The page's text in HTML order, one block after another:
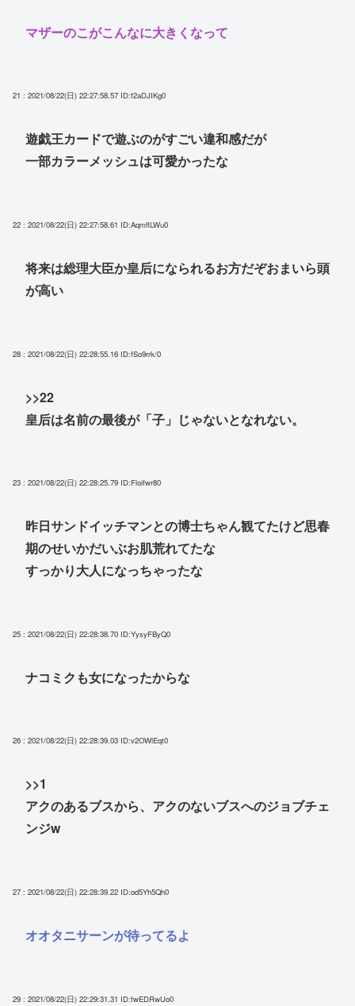
マザーのこがこんなに大きくなって
21 : 2021/08/22(日) 22:27:58.57 ID:f2aDJIKg0
遊戯王カードで遊ぶのがすごい違和感だが
一部カラーメッシュは可愛かったな
22 : 2021/08/22(日) 22:27:58.61 ID:AqmflLWu0
将来は総理大臣か皇后になられるお方だぞおまいら頭
が高い
28 : 2021/08/22(日) 22:28:55.16 ID:fSo9rrk/0
>>22
皇后は名前の最後が「子」じゃないとなれない。
23 : 2021/08/22(日) 22:28:25.79 ID:Floifwr80
昨日サンドイッチマンとの博士ちゃん観てたけど思春
期のせいかだいぶお肌荒れてたな
すっかり大人になっちゃったな
25 : 2021/08/22(日) 22:28:38.70 ID:YysyFByQ0
ナコミクも女になったからな
26 : 2021/08/22(日) 22:28:39.03 ID:v2OWlEqt0
>>1
アクのあるブスから、アクのないブスへのジョブチェ
ンジw
27 : 2021/08/22(日) 22:28:39.22 ID:od5Yh5Qh0
オオタニサーンが待ってるよ
29 : 2021/08/22(日) 22:29:31.31 ID:fwEDRwUo0